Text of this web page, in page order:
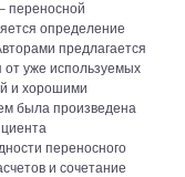
переносной
определение
предлагается
от уже используемых
и хорошими
была произведена
переносного
и сочетание